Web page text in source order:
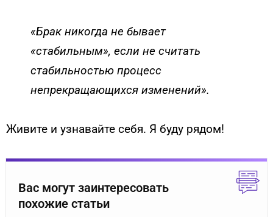
«Брак никогда не бывает
«стабильным», если не считать
стабильностью процесс
непрекращающихся изменений».
Живите и узнавайте себя. Я буду рядом!
Вас могут заинтересовать
похожие статьи